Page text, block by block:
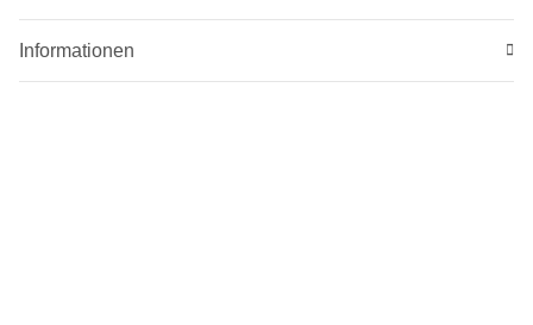
Informationen